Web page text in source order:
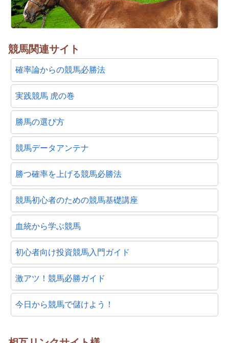
競馬関連サイト
確率論からの競馬必勝法
実践競馬 虎の巻
勝馬の選び方
競馬データアンテナ
勝つ確率を上げる競馬必勝法
競馬初心者のための競馬基礎講座
血統から学ぶ競馬
初心者向け投資競馬入門ガイド
激アツ！競馬必勝ガイド
今日から競馬で儲けよう！